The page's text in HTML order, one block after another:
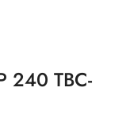
240 TBC-